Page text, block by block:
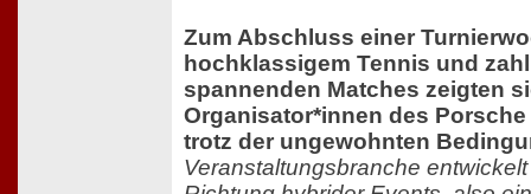
Zum Abschluss einer
hochklassigem Tennis und
spannenden Matches zeigten
Organisator*innen des
trotz der ungewohnten
Veranstaltungsbranche